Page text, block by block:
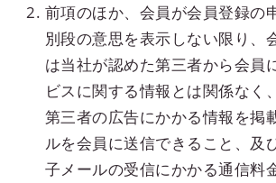
前項のほか、会員が会員登録の
別段の意思を表示しない限り、
は当社が認めた第三者から会員
ビスに関する情報とは関係なく
第三者の広告にかかる情報を掲
ルを会員に送信できること、及
子メールの受信にかかる通信料